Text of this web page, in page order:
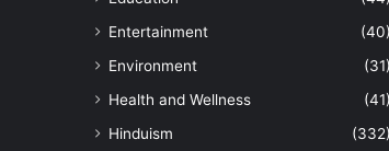
Entertainment
(40)
Environment
(31)
Health and Wellness
(41)
Hinduism
(332)